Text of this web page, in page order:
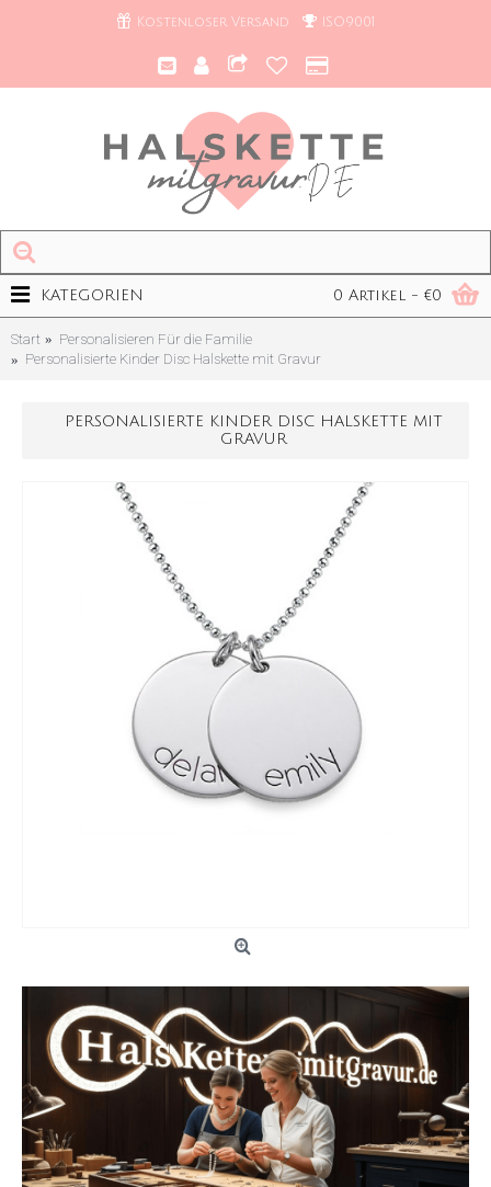
Kostenloser Versand ISO9001
0 Artikel - €0
KATEGORIEN
Start
Personalisieren Für die Familie
Personalisierte Kinder Disc Halskette mit Gravur
PERSONALISIERTE KINDER DISC HALSKETTE MIT
GRAVUR